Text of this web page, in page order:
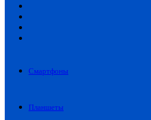
Смартфоны
Планшеты